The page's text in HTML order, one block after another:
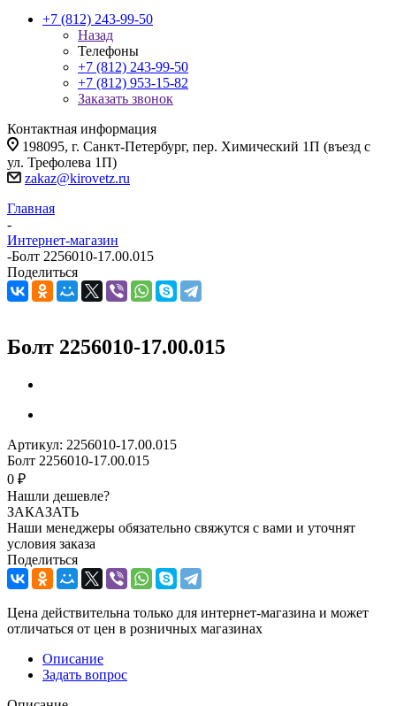
+7 (812) 243-99-50
Назад
Телефоны
+7 (812) 243-99-50
+7 (812) 953-15-82
Заказать звонок
Контактная информация
198095, г. Санкт-Петербург, пер. Химический 1П (въезд с
ул. Трефолева 1П)
zakaz@kirovetz.ru
Главная
-
Интернет-магазин
-Болт 2256010-17.00.015
Поделиться
Болт 2256010-17.00.015
Артикул: 2256010-17.00.015
Болт 2256010-17.00.015
0 ₽
Нашли дешевле?
ЗАКАЗАТЬ
Наши менеджеры обязательно свяжутся с вами и уточнят
условия заказа
Поделиться
Цена действительна только для интернет-магазина и может
отличаться от цен в розничных магазинах
Описание
Задать вопрос